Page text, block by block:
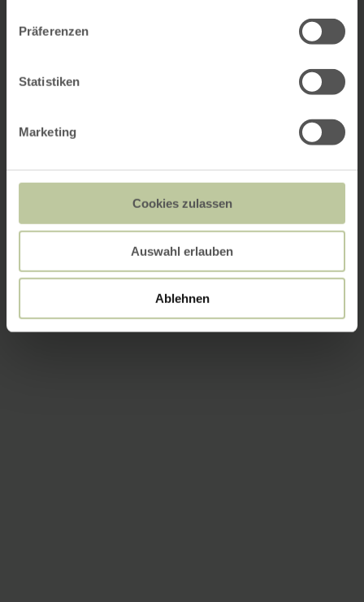
Präferenzen
Statistiken
Marketing
Cookies zulassen
Auswahl erlauben
Ablehnen